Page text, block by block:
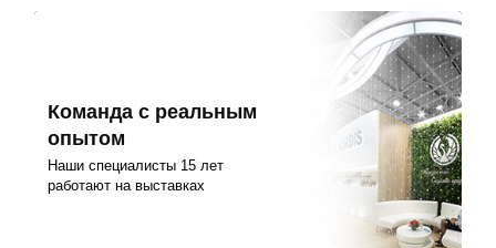
Команда с реальным
опытом
Наши специалисты 15 лет
работают на выставках